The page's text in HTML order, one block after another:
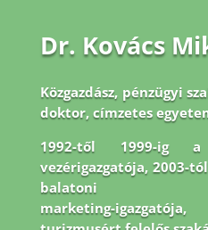
Dr. Kovács
Közgazdász, pénzügyi
doktor, címzetes
1992-től 1999-ig a
vezérigazgatója, 2003-
balatoni
marketing-